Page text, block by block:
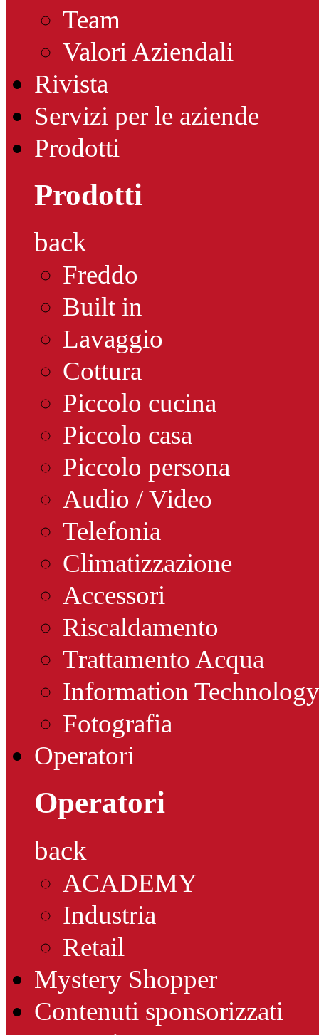
Team
Valori Aziendali
Rivista
Servizi per le aziende
Prodotti
Prodotti
back
Freddo
Built in
Lavaggio
Cottura
Piccolo cucina
Piccolo casa
Piccolo persona
Audio / Video
Telefonia
Climatizzazione
Accessori
Riscaldamento
Trattamento Acqua
Information Technology
Fotografia
Operatori
Operatori
back
ACADEMY
Industria
Retail
Mystery Shopper
Contenuti sponsorizzati